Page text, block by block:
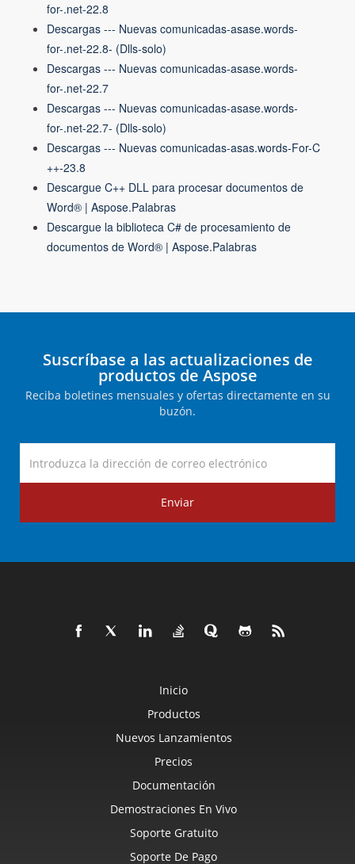
for-.net-22.8
Descargas --- Nuevas comunicadas-asase.words-
for-.net-22.8- (Dlls-solo)
Descargas --- Nuevas comunicadas-asase.words-
for-.net-22.7
Descargas --- Nuevas comunicadas-asase.words-
for-.net-22.7- (Dlls-solo)
Descargas --- Nuevas comunicadas-asas.words-For-C
++-23.8
Descargue C++ DLL para procesar documentos de
Word® | Aspose.Palabras
Descargue la biblioteca C# de procesamiento de
documentos de Word® | Aspose.Palabras
Suscríbase a las actualizaciones de
productos de Aspose
Reciba boletines mensuales y ofertas directamente en su
buzón.
Enviar
Inicio
Productos
Nuevos Lanzamientos
Precios
Documentación
Demostraciones En Vivo
Soporte Gratuito
Soporte De Pago